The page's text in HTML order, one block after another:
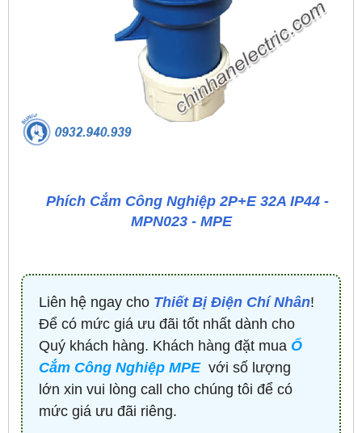
Phích Cắm Công Nghiệp 2P+E 32A IP44 -
MPN023 - MPE
Liên hệ ngay cho Thiết Bị Điện Chí Nhân!
Để có mức giá ưu đãi tốt nhất dành cho
Quý khách hàng. Khách hàng đặt mua Ổ
Cắm Công Nghiệp MPEvới số lượng
lớn xin vui lòng call cho chúng tôi để có
mức giá ưu đãi riêng.